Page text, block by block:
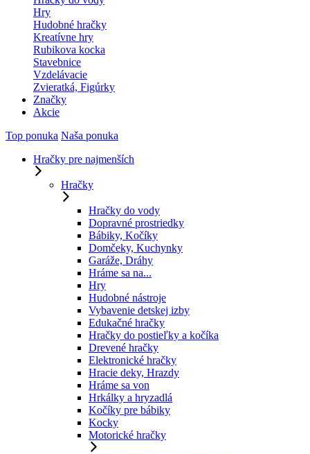
Hry
Hudobné hračky
Kreatívne hry
Rubikova kocka
Stavebnice
Vzdelávacie
Zvieratká, Figúrky
Značky
Akcie
Top ponuka Naša ponuka
Hračky pre najmenších
Hračky
Hračky do vody
Dopravné prostriedky
Bábiky, Kočíky
Domčeky, Kuchynky
Garáže, Dráhy
Hráme sa na...
Hry
Hudobné nástroje
Vybavenie detskej izby
Edukačné hračky
Hračky do postieľky a kočíka
Drevené hračky
Elektronické hračky
Hracie deky, Hrazdy
Hráme sa von
Hrkálky a hryzadlá
Kočíky pre bábiky
Kocky
Motorické hračky